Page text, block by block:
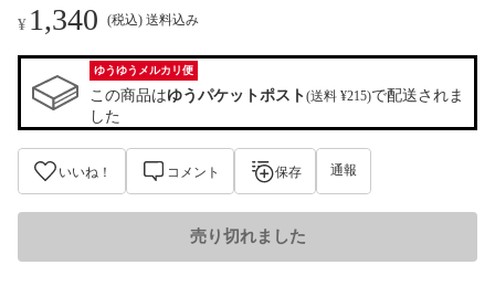
¥ 1,340 (税込) 送料込み
ゆうゆうメルカリ便
この商品はゆうパケットポスト(送料 ¥215)で配送されま
した
いいね！ コメント 保存 通報
売り切れました